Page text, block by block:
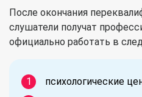
После окончания
слушатели получат
официально работать в
психологические